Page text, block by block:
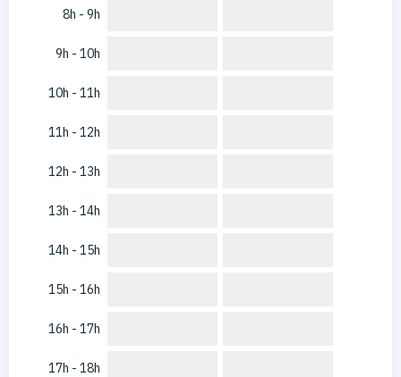
8h - 9h
9h - 10h
10h - 11h
11h - 12h
12h - 13h
13h - 14h
14h - 15h
15h - 16h
16h - 17h
17h - 18h